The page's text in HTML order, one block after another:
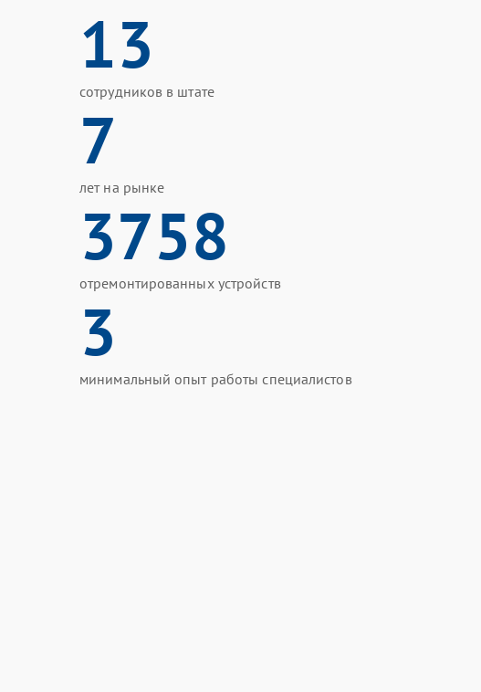
13
сотрудников в штате
7
лет на рынке
3758
отремонтированных устройств
3
минимальный опыт работы специалистов